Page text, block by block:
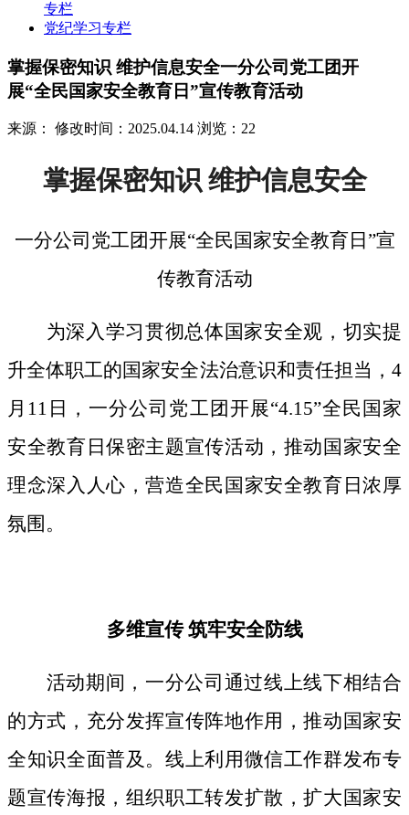
专栏
党纪学习专栏
掌握保密知识 维护信息安全一分公司党工团开
展“全民国家安全教育日”宣传教育活动
来源： 修改时间：2025.04.14 浏览：22
掌握保密知识 维护信息安全
一分公司党工团开展“全民国家安全教育日”宣
传教育活动
为深入学习贯彻总体国家安全观，切实提
升全体职工的国家安全法治意识和责任担当， 4
月11日，一分公司党工团开展“4.15”全民国家
安全教育日保密主题宣传活动，推动国家安全
理念深入人心，营造全民国家安全教育日浓厚
氛围。
多维宣传筑牢安全防线
活动期间， 一分公司通过线上线下相结合
的方式， 充分发挥宣传阵地作用，推动国家安
全知识全面普及。线上利用微信工作群发布专
题宣传海报，组织职工转发扩散，扩大国家安